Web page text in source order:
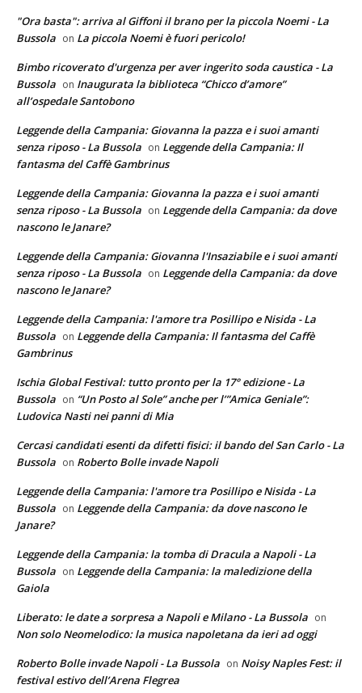
"Ora basta": arriva al Giffoni il brano per la piccola Noemi - La
Bussola on La piccola Noemi è fuori pericolo!
Bimbo ricoverato d'urgenza per aver ingerito soda caustica - La
Bussola on Inaugurata la biblioteca “Chicco d’amore”
all’ospedale Santobono
Leggende della Campania: Giovanna la pazza e i suoi amanti
senza riposo - La Bussola on Leggende della Campania: Il
fantasma del Caffè Gambrinus
Leggende della Campania: Giovanna la pazza e i suoi amanti
senza riposo - La Bussola on Leggende della Campania: da dove
nascono le Janare?
Leggende della Campania: Giovanna l'Insaziabile e i suoi amanti
senza riposo - La Bussola on Leggende della Campania: da dove
nascono le Janare?
Leggende della Campania: l'amore tra Posillipo e Nisida - La
Bussola on Leggende della Campania: Il fantasma del Caffè
Gambrinus
Ischia Global Festival: tutto pronto per la 17° edizione - La
Bussola on “Un Posto al Sole” anche per l’”Amica Geniale”:
Ludovica Nasti nei panni di Mia
Cercasi candidati esenti da difetti fisici: il bando del San Carlo - La
Bussola on Roberto Bolle invade Napoli
Leggende della Campania: l'amore tra Posillipo e Nisida - La
Bussola on Leggende della Campania: da dove nascono le
Janare?
Leggende della Campania: la tomba di Dracula a Napoli - La
Bussola on Leggende della Campania: la maledizione della
Gaiola
Liberato: le date a sorpresa a Napoli e Milano - La Bussola on
Non solo Neomelodico: la musica napoletana da ieri ad oggi
Roberto Bolle invade Napoli - La Bussola on Noisy Naples Fest: il
festival estivo dell’Arena Flegrea